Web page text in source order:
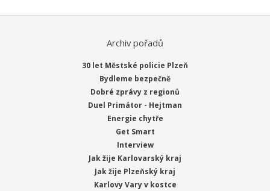
Archiv pořadů
30 let Městské policie Plzeň
Bydleme bezpečně
Dobré zprávy z regionů
Duel Primátor - Hejtman
Energie chytře
Get Smart
Interview
Jak žije Karlovarský kraj
Jak žije Plzeňský kraj
Karlovy Vary v kostce